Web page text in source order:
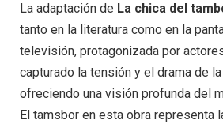
La adaptación de La chica del
tanto en la literatura como en la
televisión, protagonizada por
capturado la tensión y el drama de
ofreciendo una visión profunda del
El tamsbor en esta obra representa